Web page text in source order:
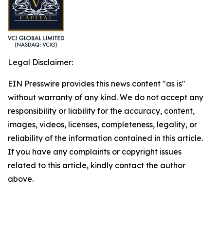
Legal Disclaimer:
EIN Presswire provides this news content "as is"
without warranty of any kind. We do not accept any
responsibility or liability for the accuracy, content,
images, videos, licenses, completeness, legality, or
reliability of the information contained in this article.
If you have any complaints or copyright issues
related to this article, kindly contact the author
above.